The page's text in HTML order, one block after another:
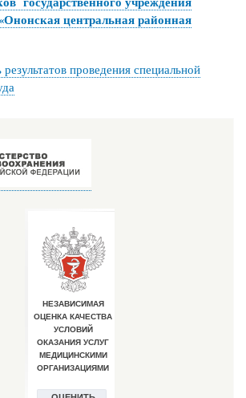
центральная районная
проведения специальной